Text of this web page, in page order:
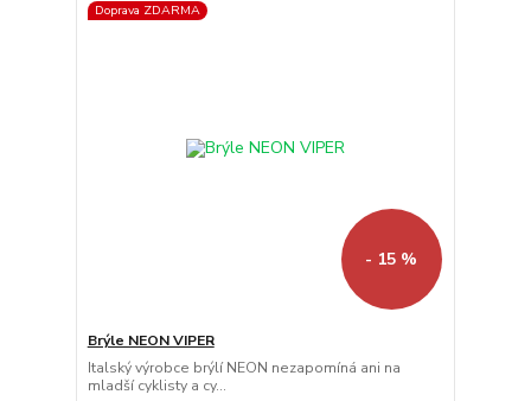
Doprava ZDARMA
- 15 %
Brýle NEON VIPER
Italský výrobce brýlí NEON nezapomíná ani na
mladší cyklisty a cy...